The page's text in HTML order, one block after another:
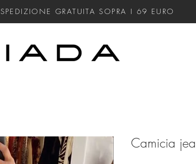
SPEDIZIONE GRATUITA SOPRA I 69 EURO
Camicia